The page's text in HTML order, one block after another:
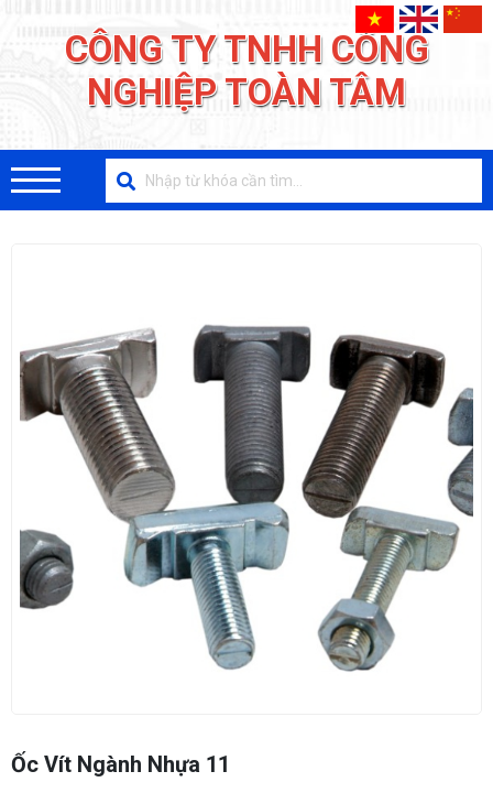
CÔNG TY TNHH CÔNG
NGHIỆP TOÀN TÂM
Ốc Vít Ngành Nhựa 11